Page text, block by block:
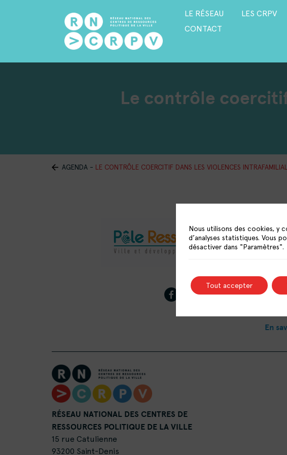
LE RÉSEAU LES CRPV
CONTACT
Le contrôle
AGENDA - LE CONTRÔLE COERCITIF DANS LES VIOLENCES
Dans
de
En
RÉSEAU NATIONAL DES CENTRES DE
RESSOURCES POLITIQUE DE LA VILLE
15 rue Catulienne
93200 Saint-Denis
Nous utilisons des cookies, y
d’analyses statistiques. Vous
désactiver dans "Paramètres".
Tout accepter